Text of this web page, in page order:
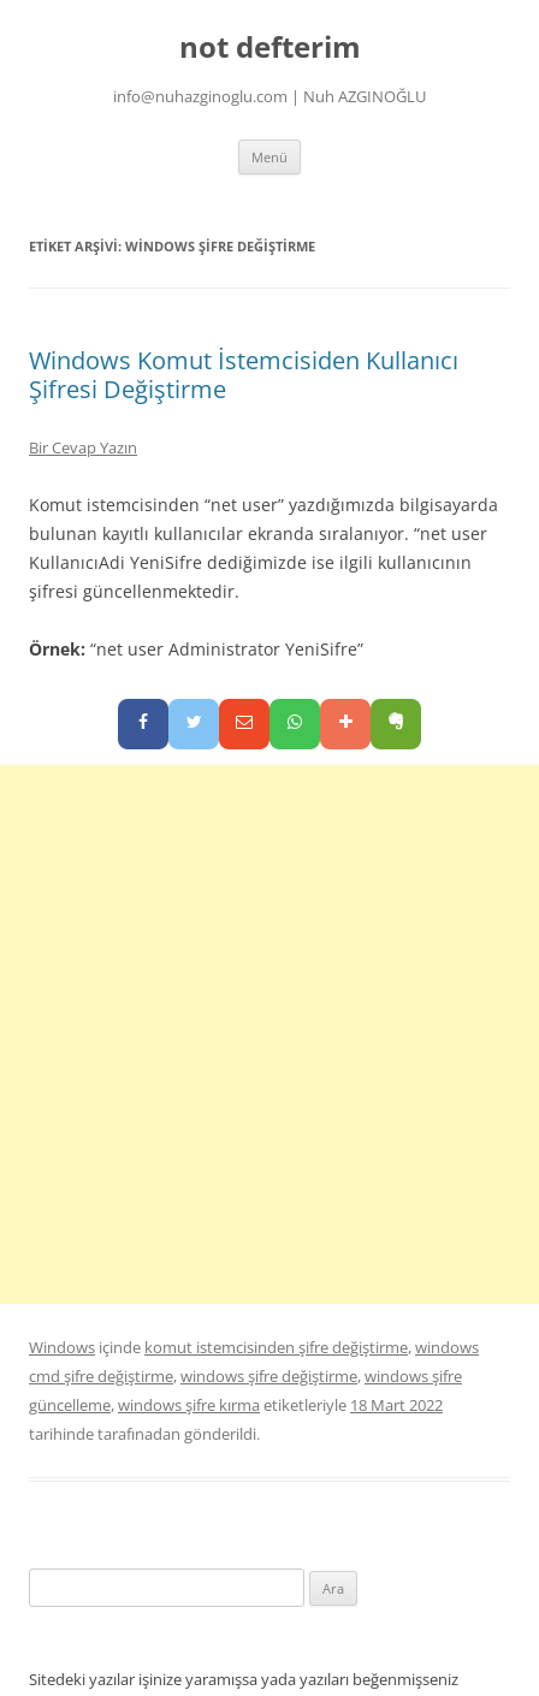
not defterim
info@nuhazginoglu.com | Nuh AZGINOĞLU
Menü
ETIKET ARŞIVI: WINDOWS ŞIFRE DEĞIŞTIRME
Windows Komut İstemcisiden Kullanıcı
Şifresi Değiştirme
Bir Cevap Yazın
Komut istemcisinden “net user” yazdığımızda bilgisayarda
bulunan kayıtlı kullanıcılar ekranda sıralanıyor. “net user
KullanıcıAdi YeniSifre dediğimizde ise ilgili kullanıcının
şifresi güncellenmektedir.
Örnek: “net user Administrator YeniSifre”
Windows içinde komut istemcisinden şifre değiştirme,windows
cmd şifre değiştirme,windows şifre değiştirme,windows şifre
güncelleme,windows şifre kırma etiketleriyle 18 Mart 2022
tarihindetarafınadan gönderildi.
Sitedeki yazılar işinize yaramışsa yada yazıları beğenmişseniz